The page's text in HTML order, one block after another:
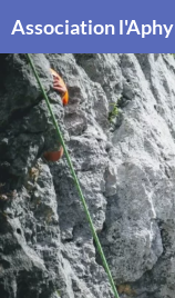
Association
AU
CONTENU